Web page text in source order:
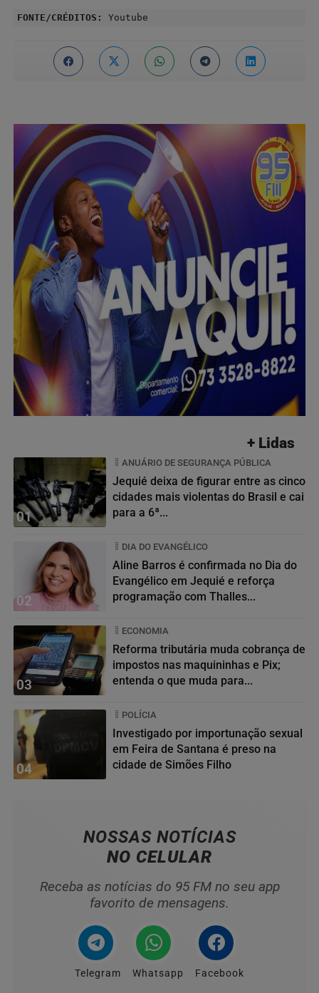
FONTE/CRÉDITOS: Youtube
+ Lidas
01
ANUÁRIO DE SEGURANÇA PÚBLICA
Jequié deixa de figurar entre as cinco
cidades mais violentas do Brasil e cai
para a 6ª...
02
DIA DO EVANGÉLICO
Aline Barros é confirmada no Dia do
Evangélico em Jequié e reforça
programação com Thalles...
03
ECONOMIA
Reforma tributária muda cobrança de
impostos nas maquininhas e Pix;
entenda o que muda para...
04
POLÍCIA
Investigado por importunação sexual
em Feira de Santana é preso na
cidade de Simões Filho
NOSSAS NOTÍCIAS
NO CELULAR
Receba as notícias do 95 FM no seu app
favorito de mensagens.
Telegram Whatsapp Facebook